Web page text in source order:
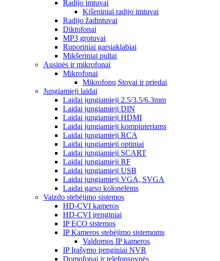
Radijo imtuvai
Kišeniniai radijo imtuvai
Radijo žadintuvai
Diktofonai
MP3 grotuvai
Ruporiniai garsiaklabiai
Mikšeriniai pultai
Ausinės ir mikrofonai
Mikrofonai
Mikrofonų Stovai ir priedai
Jungiamieji laidai
Laidai jungiamieji 2.5/3.5/6.3mm
Laidai jungiamieji DIN
Laidai jungiamieji HDMI
Laidai jungiamieji kompiuteriams
Laidai jungiamieji RCA
Laidai jungiamieji optiniai
Laidai jungiamieji SCART
Laidai jungiamieji RF
Laidai jungiamieji USB
Laidai jungiamieji VGA, SVGA
Laidai garso kolonėlėms
Vaizdo stebėjimo sistemos
HD-CVI kameros
HD-CVI įrenginiai
IP ECO sistemos
IP Kameros stebėjimo sistemoms
Valdomos IP kameros
IP Įrašymo įrenginiai NVR
Domofonai ir telefonspynės